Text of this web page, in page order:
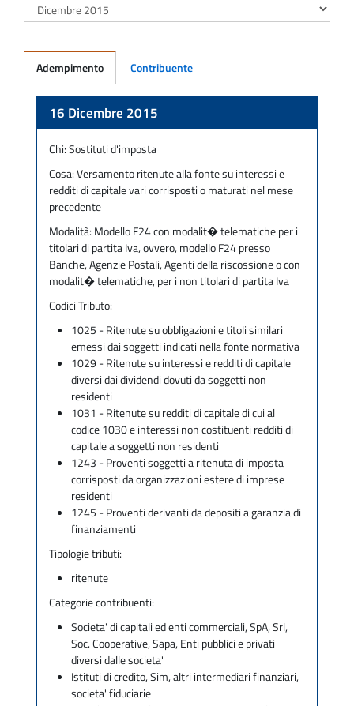
Adempimento Contribuente
16 Dicembre 2015
Chi:Sostituti d'imposta
Cosa:Versamento ritenute alla fonte su interessi e
redditi di capitale vari corrisposti o maturati nel mese
precedente
Modalità: Modello F24 con modalit� telematiche per i
titolari di partita Iva, ovvero, modello F24 presso
Banche, Agenzie Postali, Agenti della riscossione o con
modalit� telematiche, per i non titolari di partita Iva
Codici Tributo:
1025 - Ritenute su obbligazioni e titoli similari
emessi dai soggetti indicati nella fonte normativa
1029 - Ritenute su interessi e redditi di capitale
diversi dai dividendi dovuti da soggetti non
residenti
1031 - Ritenute su redditi di capitale di cui al
codice 1030 e interessi non costituenti redditi di
capitale a soggetti non residenti
1243 - Proventi soggetti a ritenuta di imposta
corrisposti da organizzazioni estere di imprese
residenti
1245 - Proventi derivanti da depositi a garanzia di
finanziamenti
Tipologie tributi:
ritenute
Categorie contribuenti:
Societa' di capitali ed enti commerciali, SpA, Srl,
Soc. Cooperative, Sapa, Enti pubblici e privati
diversi dalle societa'
Istituti di credito, Sim, altri intermediari finanziari,
societa' fiduciarie